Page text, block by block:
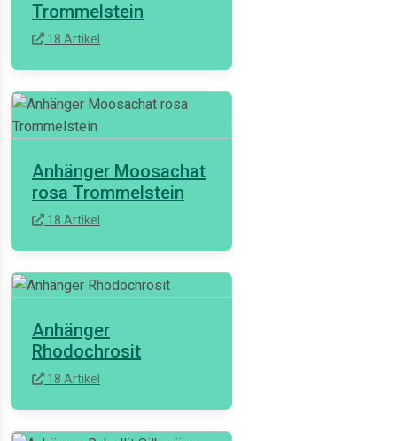
Trommelstein
18 Artikel
Anhänger Moosachat
rosa Trommelstein
18 Artikel
Anhänger
Rhodochrosit
18 Artikel